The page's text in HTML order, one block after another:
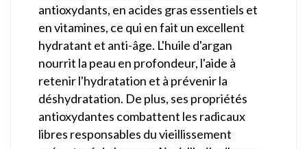
antioxydants, en acides gras essentiels et
en vitamines, ce qui en fait un excellent
hydratant et anti-âge. L'huile d'argan
nourrit la peau en profondeur, l'aide à
retenir l'hydratation et à prévenir la
déshydratation. De plus, ses propriétés
antioxydantes combattent les radicaux
libres responsables du vieillissement